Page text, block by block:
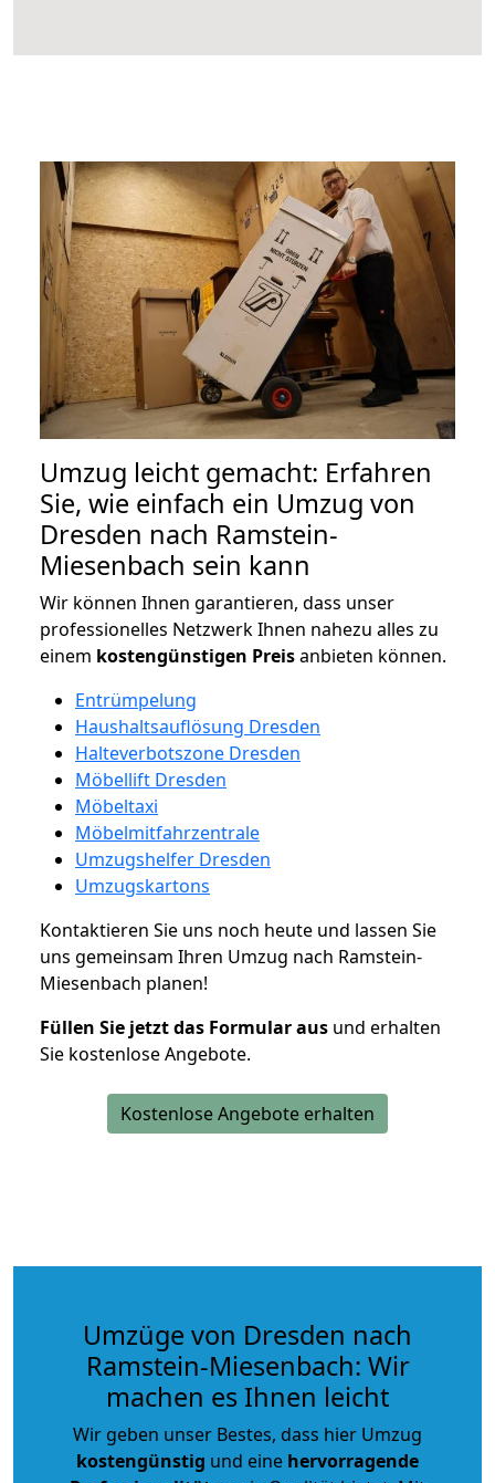
Umzug leicht gemacht: Erfahren
Sie, wie einfach ein Umzug von
Dresden nach Ramstein-
Miesenbach sein kann
Wir können Ihnen garantieren, dass unser
professionelles Netzwerk Ihnen nahezu alles zu
einem kostengünstigen Preisanbieten können.
Entrümpelung
Haushaltsauflösung Dresden
Halteverbotszone Dresden
Möbellift Dresden
Möbeltaxi
Möbelmitfahrzentrale
Umzugshelfer Dresden
Umzugskartons
Kontaktieren Sie uns noch heute und lassen Sie
uns gemeinsam Ihren Umzug nach Ramstein-
Miesenbach planen!
Füllen Sie jetzt das Formular aus und erhalten
Sie kostenlose Angebote.
Kostenlose Angebote erhalten
Umzüge von Dresden nach
Ramstein-Miesenbach: Wir
machen es Ihnen leicht
Wir geben unser Bestes, dass hier Umzug
kostengünstig und eine hervorragende